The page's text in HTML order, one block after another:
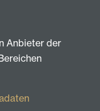
Anbieter der